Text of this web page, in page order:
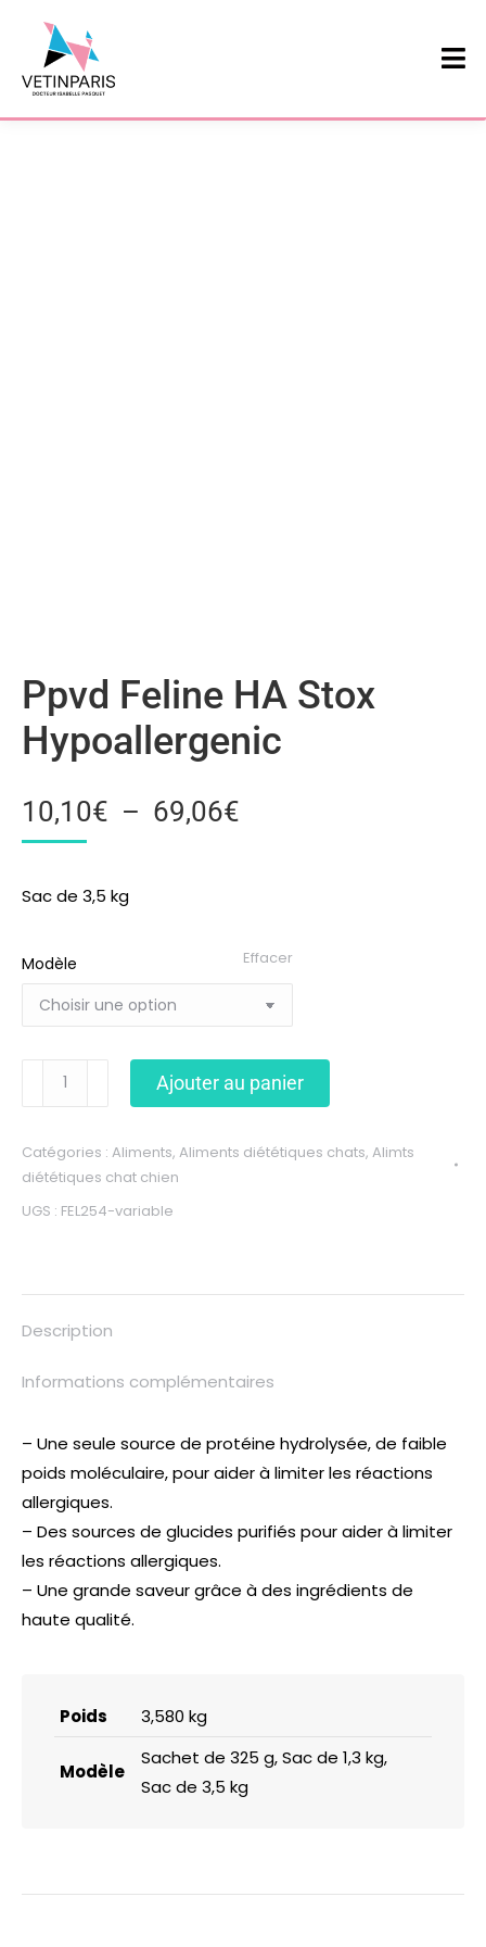
Ppvd Feline HA Stox
Hypoallergenic
10,10€ – 69,06€
Sac de 3,5 kg
Modèle Effacer
Ajouter au panier
Catégories : Aliments, Aliments diététiques chats, Alimts
diététiques chat chien
UGS : FEL254-variable
Description
Informations complémentaires
– Une seule source de protéine hydrolysée, de faible
poids moléculaire, pour aider à limiter les réactions
allergiques.
– Des sources de glucides purifiés pour aider à limiter
les réactions allergiques.
– Une grande saveur grâce à des ingrédients de
haute qualité.
Poids 3,580 kg
Modèle
Sachet de 325 g, Sac de 1,3 kg,
Sac de 3,5 kg